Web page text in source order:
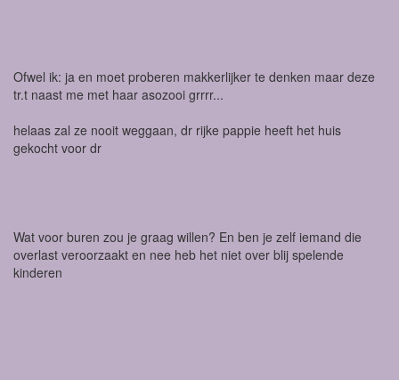
Ofwel ik: ja en moet proberen makkerlijker te denken maar deze
tr.t naast me met haar asozooi grrrr...
helaas zal ze nooit weggaan, dr rijke pappie heeft het huis
gekocht voor dr
Wat voor buren zou je graag willen? En ben je zelf iemand die
overlast veroorzaakt en nee heb het niet over blij spelende
kinderen